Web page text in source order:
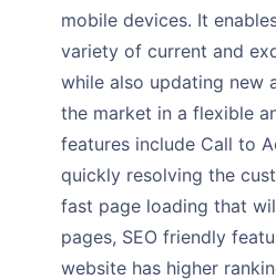
mobile devices. It
variety of current and
while also updating new
the market in a flexible
features include Call to
quickly resolving the
fast page loading that
pages, SEO friendly
website has higher